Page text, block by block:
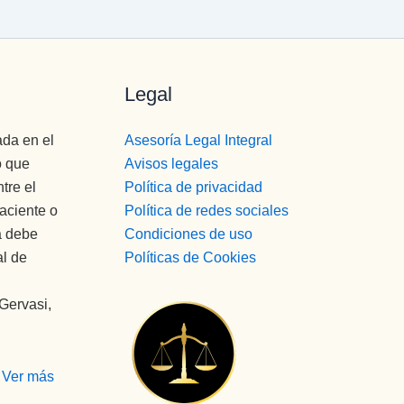
en el
que
el
o
debe
de
Legal
Asesoría Legal Integral
Avisos legales
Política de privacidad
Política de redes sociales
Condiciones de uso
Políticas de Cookies